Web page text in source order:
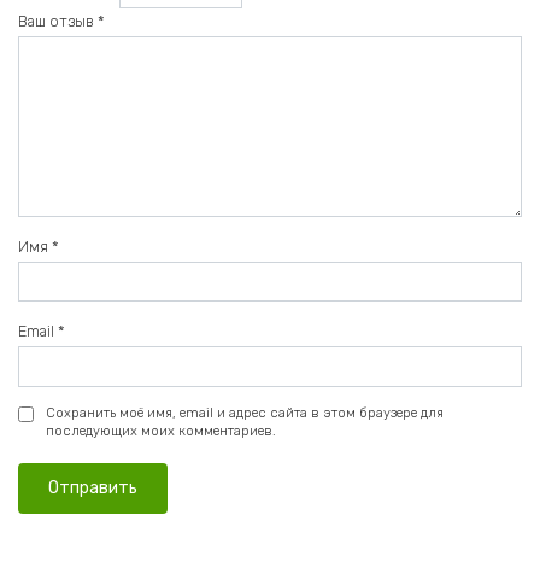
Ваш отзыв *
Имя *
Email *
Сохранить моё имя, email и адрес сайта в этом браузере для
последующих моих комментариев.